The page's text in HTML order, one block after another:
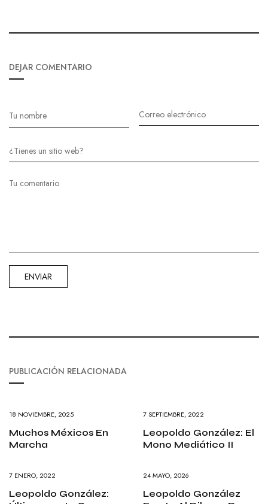
DEJAR COMENTARIO
PUBLICACIÓN RELACIONADA
18 NOVIEMBRE, 2025
Muchos Méxicos En
Marcha
7 SEPTIEMBRE, 2022
Leopoldo González: El
Mono Mediático II
7 ENERO, 2022
Leopoldo González:
24 MAYO, 2026
Leopoldo González